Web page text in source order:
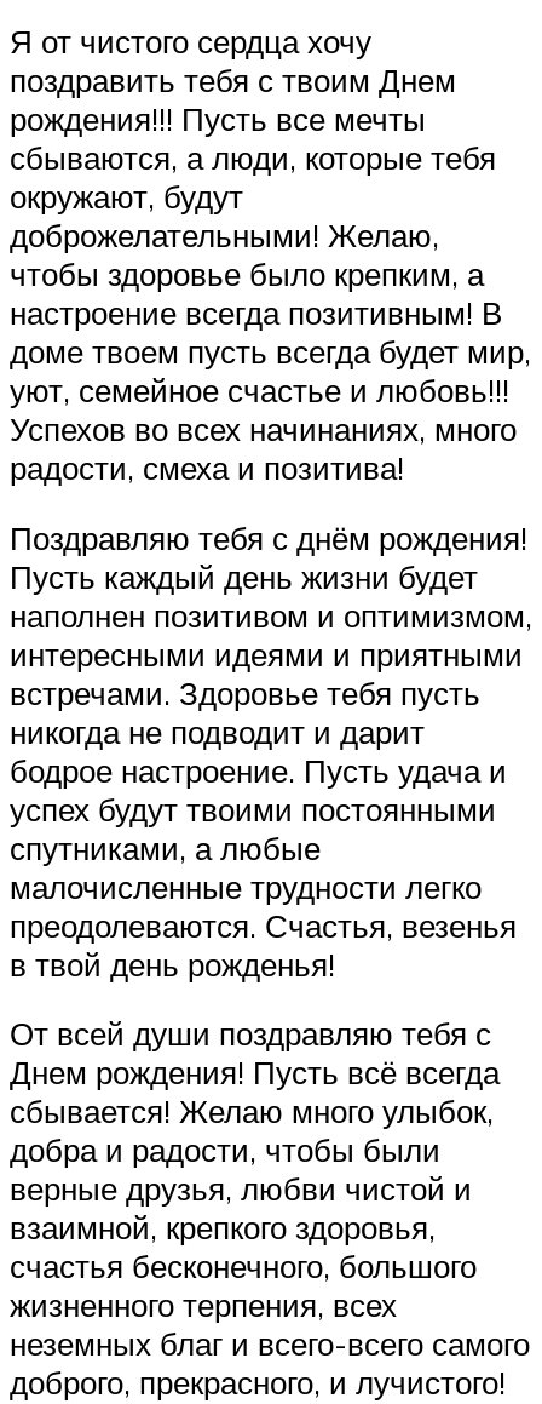
Я от чистого сердца хочу
поздравить тебя с твоим Днем
рождения!!! Пусть все мечты
сбываются, а люди, которые тебя
окружают, будут
доброжелательными! Желаю,
чтобы здоровье было крепким, а
настроение всегда позитивным! В
доме твоем пусть всегда будет мир,
уют, семейное счастье и любовь!!!
Успехов во всех начинаниях, много
радости, смеха и позитива!
Поздравляю тебя с днём рождения!
Пусть каждый день жизни будет
наполнен позитивом и оптимизмом,
интересными идеями и приятными
встречами. Здоровье тебя пусть
никогда не подводит и дарит
бодрое настроение. Пусть удача и
успех будут твоими постоянными
спутниками, а любые
малочисленные трудности легко
преодолеваются. Счастья, везенья
в твой день рожденья!
От всей души поздравляю тебя с
Днем рождения! Пусть всё всегда
сбывается! Желаю много улыбок,
добра и радости, чтобы были
верные друзья, любви чистой и
взаимной, крепкого здоровья,
счастья бесконечного, большого
жизненного терпения, всех
неземных благ и всего-всего самого
доброго, прекрасного, и лучистого!